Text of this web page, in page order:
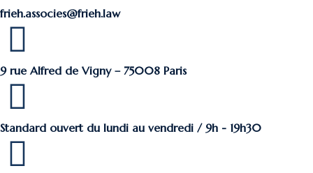
frieh.associes@frieh.law
9 rue Alfred de Vigny – 75008 Paris
Standard ouvert du lundi au vendredi / 9h - 19h30